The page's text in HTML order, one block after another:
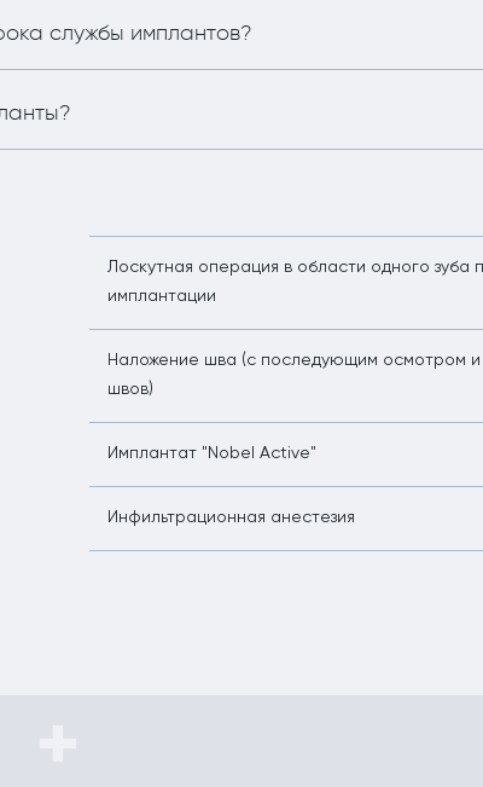
службы имплантов?
Лоскутная операция в области одного зуба
имплантации
Наложение шва (с последующим осмотром и
швов)
Имплантат "Nobel Active"
Инфильтрационная анестезия